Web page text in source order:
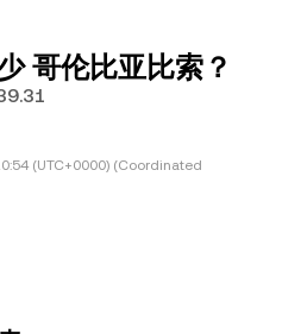
哥伦比亚比索？
(UTC+0000) (Coordinated